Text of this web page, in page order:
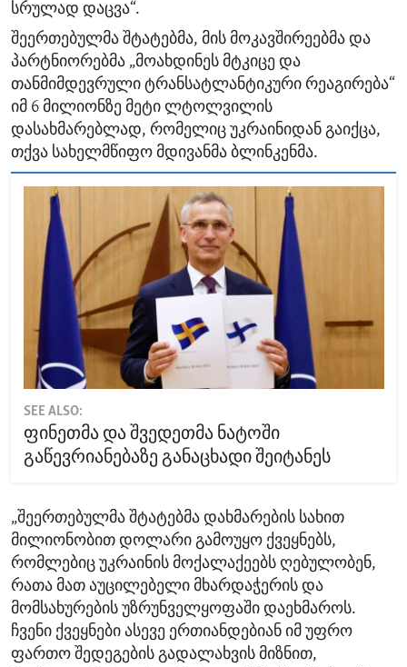
სრულად დაცვა“.
შეერთებულმა შტატებმა, მის მოკავშირეებმა და
პარტნიორებმა „მოახდინეს მტკიცე და
თანმიმდევრული ტრანსატლანტიკური რეაგირება“
იმ 6 მილიონზე მეტი ლტოლვილის
დასახმარებლად, რომელიც უკრაინიდან გაიქცა,
თქვა სახელმწიფო მდივანმა ბლინკენმა.
SEE ALSO:
ფინეთმა და შვედეთმა ნატოში
გაწევრიანებაზე განაცხადი შეიტანეს
„შეერთებულმა შტატებმა დახმარების სახით
მილიონობით დოლარი გამოუყო ქვეყნებს,
რომლებიც უკრაინის მოქალაქეებს ღებულობენ,
რათა მათ აუცილებელი მხარდაჭერის და
მომსახურების უზრუნველყოფაში დაეხმაროს.
ჩვენი ქვეყნები ასევე ერთიანდებიან იმ უფრო
ფართო შედეგების გადალახვის მიზნით,